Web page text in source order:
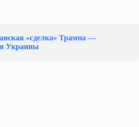
«сделка» Трампа —
Украины